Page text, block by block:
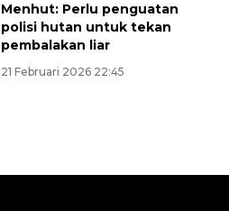
Menhut: Perlu penguatan
polisi hutan untuk tekan
pembalakan liar
21 Februari 2026 22:45